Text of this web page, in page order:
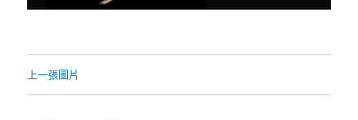
上一張圖片